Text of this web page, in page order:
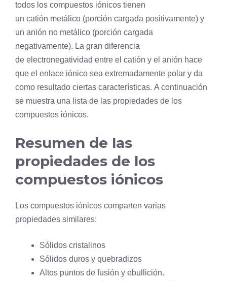
todos los compuestos iónicos tienen
un catión metálico (porción cargada positivamente) y
un anión no metálico (porción cargada
negativamente). La gran diferencia
de electronegatividad entre el catión y el anión hace
que el enlace iónico sea extremadamente polar y da
como resultado ciertas características. A continuación
se muestra una lista de las propiedades de los
compuestos iónicos.
Resumen de las
propiedades de los
compuestos iónicos
Los compuestos iónicos comparten varias
propiedades similares:
Sólidos cristalinos
Sólidos duros y quebradizos
Altos puntos de fusión y ebullición.